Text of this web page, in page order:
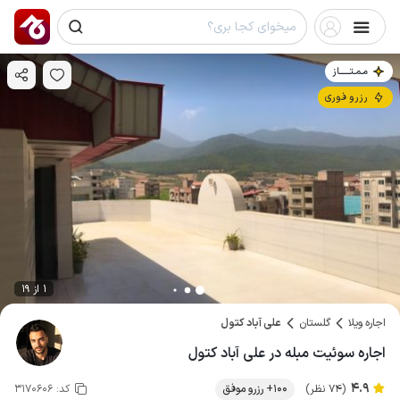
مـمـتــــــاز
رزرو فوری
1 از 19
اجاره ویلا گلستان علی آباد کتول
اجاره سوئیت مبله در علی آباد کتول
4.9 (74 نظر) 100+ رزرو موفق کد: 3170606